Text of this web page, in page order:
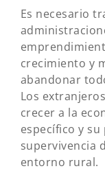
Es necesario
crecimiento y
abandonar
Los
crecer a la
específico y
supervivencia
entorno rural.